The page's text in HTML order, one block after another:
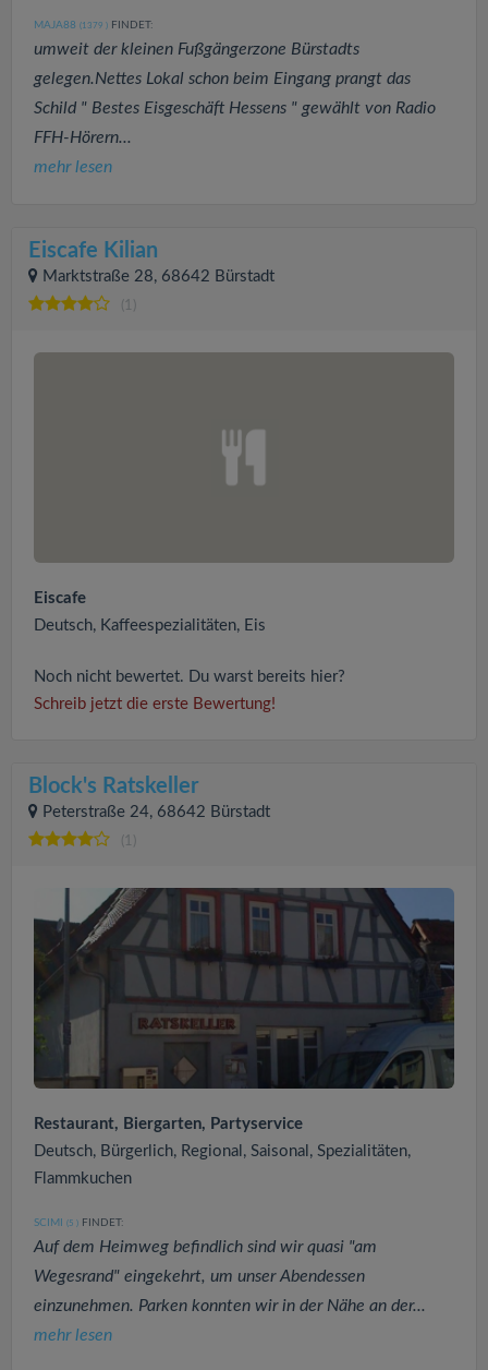
MAJA88 (1379 ) FINDET:
umweit der kleinen Fußgängerzone Bürstadts
gelegen.Nettes Lokal schon beim Eingang prangt das
Schild " Bestes Eisgeschäft Hessens " gewählt von Radio
FFH-Hörern...
mehr lesen
Eiscafe Kilian
Marktstraße 28, 68642 Bürstadt
(1)
Eiscafe
Deutsch, Kaffeespezialitäten, Eis
Noch nicht bewertet. Du warst bereits hier?
Schreib jetzt die erste Bewertung!
Block's Ratskeller
Peterstraße 24, 68642 Bürstadt
(1)
Restaurant, Biergarten, Partyservice
Deutsch, Bürgerlich, Regional, Saisonal, Spezialitäten,
Flammkuchen
SCIMI (5 ) FINDET:
Auf dem Heimweg befindlich sind wir quasi "am
Wegesrand" eingekehrt, um unser Abendessen
einzunehmen. Parken konnten wir in der Nähe an der...
mehr lesen